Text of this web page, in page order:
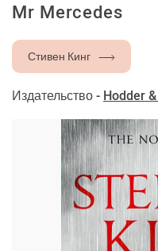
Mr Mercedes
Стивен Кинг
Издательство - Hodder